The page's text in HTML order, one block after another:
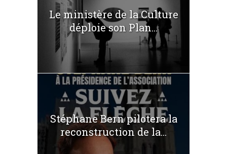
Le ministère de la Culture
déploie son Plan...
Stéphane Bern pilotera la
reconstruction de la...